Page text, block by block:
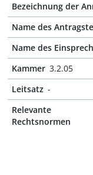
Bezeichnung der
Name des
Name des
Kammer 3.2.05
Leitsatz -
Relevante
Rechtsnormen